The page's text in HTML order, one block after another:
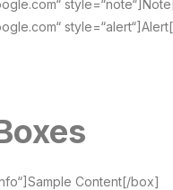
Content[/box]